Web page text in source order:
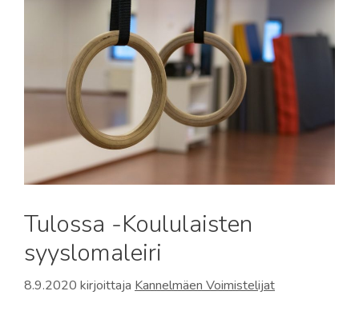
Tulossa -Koululaisten
syyslomaleiri
8.9.2020 kirjoittaja Kannelmäen Voimistelijat